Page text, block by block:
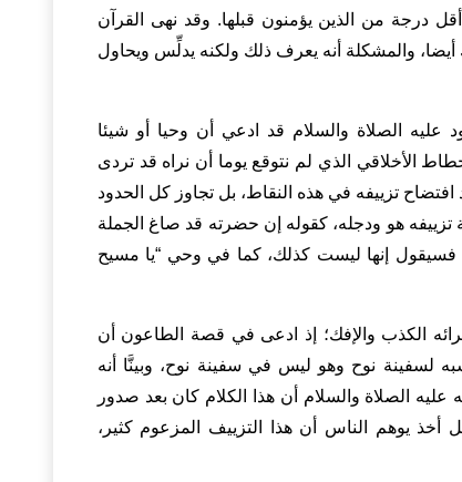
درجة من الذين يؤمنون قبلها. وقد نهى القرآن
والمشكلة أنه يعرف ذلك ولكنه يدلِّس ويحاول
عليه الصلاة والسلام قد ادعي أن وحيا أو شيئا
الأخلاقي الذي لم نتوقع يوما أن نراه قد تردى
تزييفه في هذه النقاط، بل تجاوز كل الحدود
تزييفه هو ودجله، كقوله إن حضرته قد صاغ الجملة
فسيقول إنها ليست كذلك، كما في وحي “يا مسيح
الكذب والإفك؛ إذ ادعى في قصة الطاعون أن
لسفينة نوح وهو ليس في سفينة نوح، وبينَّا أنه
الصلاة والسلام أن هذا الكلام كان بعد صدور
أخذ يوهم الناس أن هذا التزييف المزعوم كثير،